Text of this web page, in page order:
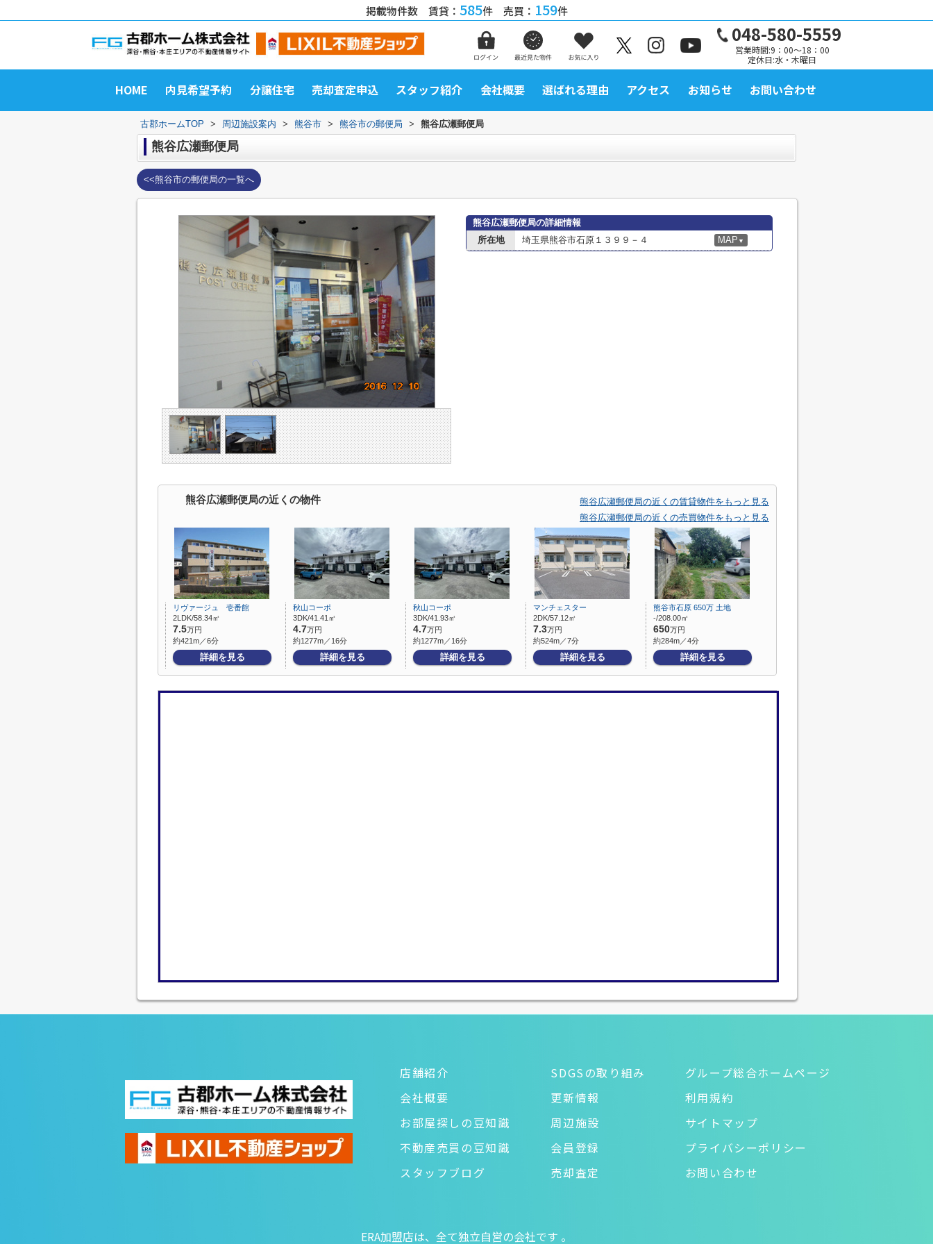
掲載物件数 賃貸： 585件 売買： 159件
048-580-5559
営業時間:9：00～18：00
定休日:水・木曜日
HOME 内見希望予約 分譲住宅 売却査定申込 スタッフ紹介 会社概要 選ばれる理由 アクセス お知らせ お問い合わせ
古郡ホームTOP > 周辺施設案内 > 熊谷市 > 熊谷市の郵便局 > 熊谷広瀬郵便局
熊谷広瀬郵便局
<<熊谷市の郵便局の一覧へ
熊谷広瀬郵便局の詳細情報
所在地
埼玉県熊谷市石原１３９９－４ MAP ▼
熊谷広瀬郵便局の近くの物件
熊谷広瀬郵便局の近くの賃貸物件をもっと見る
熊谷広瀬郵便局の近くの売買物件をもっと見る
リヴァージュ 壱番館
2LDK/58.34㎡
7.5万円
約421m／6分
詳細を見る
秋山コーポ
3DK/41.41㎡
4.7万円
約1277m／16分
詳細を見る
秋山コーポ
3DK/41.93㎡
4.7万円
約1277m／16分
詳細を見る
マンチェスター
2DK/57.12㎡
7.3万円
約524m／7分
詳細を見る
熊谷市石原 650万 土地
-/208.00㎡
650万円
約284m／4分
詳細を見る
店舗紹介
会社概要
お部屋探しの豆知識
不動産売買の豆知識
スタッフブログ
SDGSの取り組み
更新情報
周辺施設
会員登録
売却査定
グループ総合ホームページ
利用規約
サイトマップ
プライバシーポリシー
お問い合わせ
ERA加盟店は、全て独立自営の会社です 。